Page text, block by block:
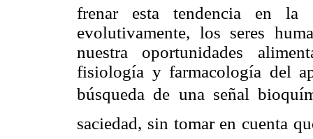
frenar esta tendencia en la
evolutivamente, los seres
nuestra oportunidades
fisiología y farmacología del
búsqueda de una señal
saciedad, sin tomar en cuenta